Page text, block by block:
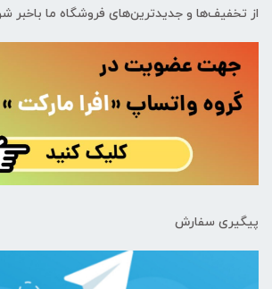
از تخفیف‌ها و جدیدترین‌های فروشگاه ما باخبر
پیگیری سفارش